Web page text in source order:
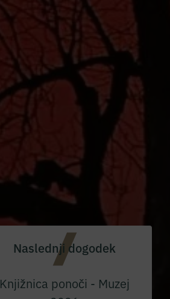
Naslednji dogodek
Knjižnica ponoči - Muzej